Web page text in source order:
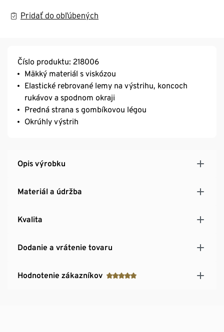
Pridať do obľúbených
Číslo produktu: 218006
Mäkký materiál s viskózou
Elastické rebrované lemy na výstrihu, koncoch
rukávov a spodnom okraji
Predná strana s gombíkovou légou
Okrúhly výstrih
Opis výrobku
Materiál a údržba
Kvalita
Dodanie a vrátenie tovaru
Hodnotenie zákazníkov